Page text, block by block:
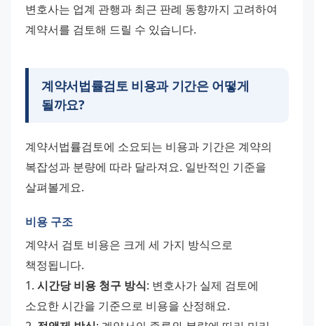
변호사는 업계 관행과 최근 판례 동향까지 고려하여
계약서를 검토해 드릴 수 있습니다.
계약서법률검토 비용과 기간은 어떻게
될까요?
계약서법률검토에 소요되는 비용과 기간은 계약의
복잡성과 분량에 따라 달라져요. 일반적인 기준을
살펴볼게요.
비용 구조
계약서 검토 비용은 크게 세 가지 방식으로
책정됩니다.
1. 시간당 비용 청구 방식: 변호사가 실제 검토에
소요한 시간을 기준으로 비용을 산정해요.